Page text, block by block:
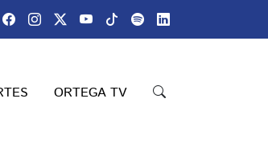
ORTEGA TV